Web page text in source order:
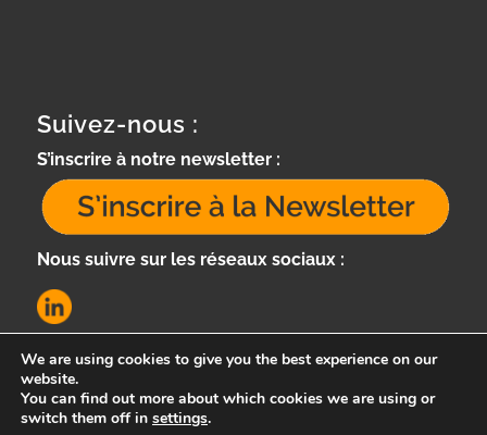
Suivez-nous :
S’inscrire à notre newsletter :
Nous suivre sur les réseaux sociaux :
We are using cookies to give you the best experience on our
website.
You can find out more about which cookies we are using or
switch them off in settings.